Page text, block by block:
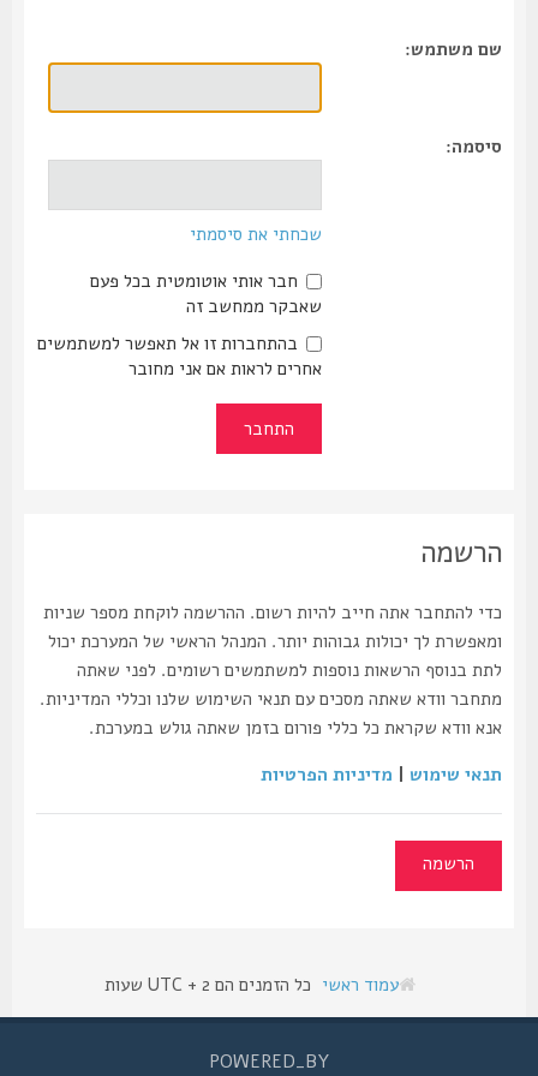
שם משתמש:
סיסמה:
שכחתי את סיסמתי
חבר אותי אוטומטית בכל פעם
שאבקר ממחשב זה
בהתחברות זו אל תאפשר למשתמשים
אחרים לראות אם אני מחובר
הרשמה
כדי להתחבר אתה חייב להיות רשום. ההרשמה לוקחת מספר שניות
ומאפשרת לך יכולות גבוהות יותר. המנהל הראשי של המערכת יכול
לתת בנוסף הרשאות נוספות למשתמשים רשומים. לפני שאתה
מתחבר וודא שאתה מסכים עם תנאי השימוש שלנו וכללי המדיניות.
אנא וודא שקראת כל כללי פורום בזמן שאתה גולש במערכת.
תנאי שימוש|מדיניות הפרטיות
הרשמה
עמוד ראשי כל הזמנים הם UTC + 2 שעות
POWERED_BY